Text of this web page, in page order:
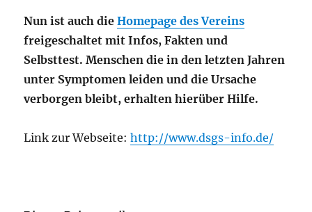
Nun ist auch dieHomepage des Vereins
freigeschaltet mit Infos, Fakten und
Selbsttest. Menschen die in den letzten Jahren
unter Symptomen leiden und die Ursache
verborgen bleibt, erhalten hierüber Hilfe.
Link zur Webseite:http://www.dsgs-info.de/